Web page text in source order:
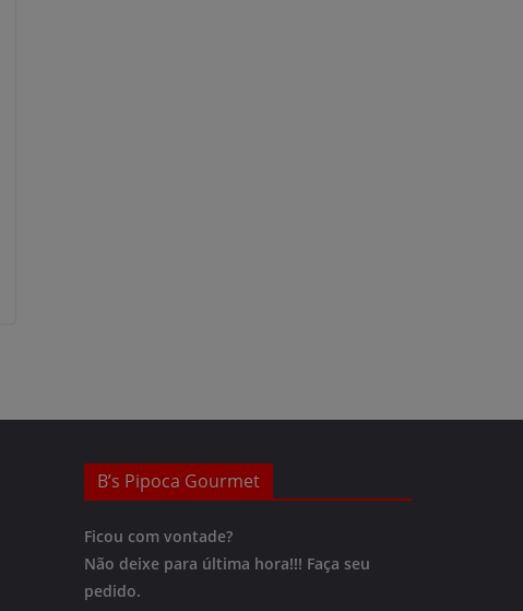
B’s Pipoca Gourmet
Ficou com vontade?
Não deixe para última hora!!! Faça seu
pedido.